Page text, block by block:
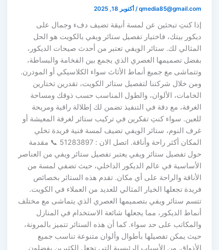
qmedia85@gmail.com
/ أكتوبر 18, 2025
إذا كنتِ تبحثين عن لمسة أنيقة تضيف دفء وجمال على
ديكور بيتك، فاختيار تفصيل ستائر ويفي بالكويت هو الحل
المثالي لك. ستائر الويفي تعتبر من أحدث صيحات الديكور،
بفضل تصميمها العصري الذي يجمع بين الفخامة والبساطة،
وتتماشى مع جميع أنماط الأثاث سواء الكلاسيكي أو المودرن.
ومن خلال شركتنا لتفصيل ستائر الكويت، تقدرين تختارين
الخامات، الألوان، والطول المناسب حسب ذوقك ومساحة
الغرفة، مع دقة في التنفيذ تضمن لك إطلالة راقية ومريحة
للعين. سواء كنتِ تفكرين في تركيب ستائر لغرفة المعيشة أو
غرف النوم، ستائر الويفي تضيف لمسة فنية فريدة تخلي
المكان أكثر راحة وأناقة. اتصل الان : 51283897 📞 مقدمة
حول تفصيل ستائر ويفي يعتبر تفصيل ستائر ويفي من العناصر
الأساسية في عالم الديكور الداخلي، حيث تضفي لمسة من
الأناقة والراحة على أي مكان. تقدم هذه الستائر بخصائص
فريدة تجعلها الخيار المثالي للعديد من العملاء في الكويت.
تتسم ستائر ويفي بتصميمها العصري الذي يتماشى مع مختلف
أنماط الديكور، مما يجعلها شائعة الاستخدام في المنازل
والمكاتب على حد سواء. كما أن هذه الستائر تتميز بالمرونة،
حيث يمكن تفصيلها بأطوال وألوان متنوعة تناسب جميع
الأذواق. من الأسباب الرئيسية التي تجعل الكثيرين يفضلون